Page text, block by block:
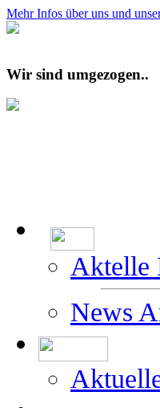
Mehr Infos über uns und
Wir sind umgezogen..
Aktelle
News